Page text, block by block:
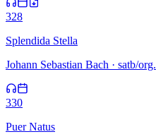
328
Splendida Stella
Johann Sebastian Bach · satb/org.
330
Puer Natus